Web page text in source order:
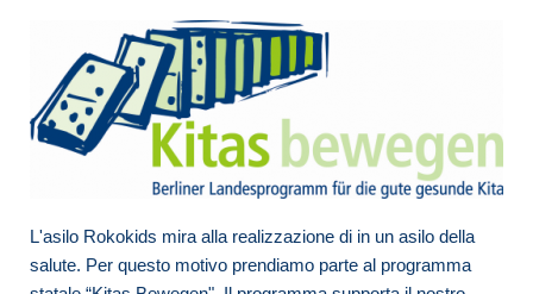
L'asilo Rokokids mira alla realizzazione di in un asilo della
salute. Per questo motivo prendiamo parte al programma